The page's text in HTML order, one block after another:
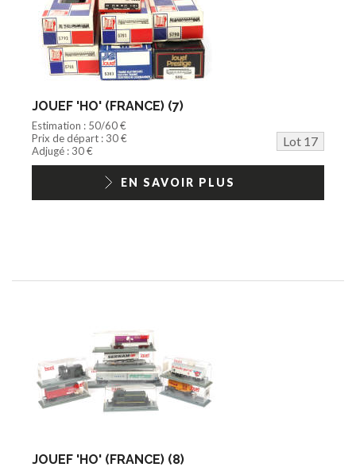
JOUEF 'HO' (FRANCE) (7)
Estimation : 50/60 €
Prix de départ : 30 €
Lot 17
Adjugé : 30 €
EN SAVOIR PLUS
JOUEF 'HO' (FRANCE) (8)